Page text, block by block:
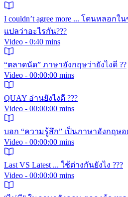
I couldn’t agree more ... โดนหลอ
แปลว่าอะไรกัน???
Video - 0:40 mins
“ตลาดนัด” ภาษาอังกฤษว่ายังไงดี ??
Video - 00:00:00 mins
QUAY อ่านยังไงดี ???
Video - 00:00:00 mins
บอก “ความรู้สึก” เป็นภาษาอังกฤษอ
Video - 00:00:00 mins
Last VS Latest ... ใช้ต่างกันยังไง ???
Video - 00:00:00 mins